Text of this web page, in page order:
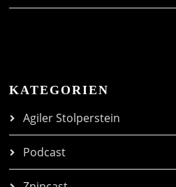
KATEGORIEN
Agiler Stolperstein
Podcast